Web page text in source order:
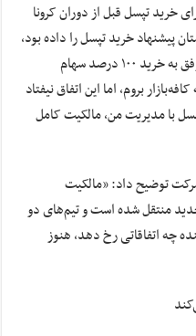
خرید تپسل قبل از دوران کرونا
پیشنهاد خرید تپسل را داده بود،
اما این بار نقش‌ها برعکس شد و تپسل موفق به خرید ۱۰۰ درصد سهام
بروم، اما این اتفاق نیفتاد
با مدیریت من، مالکیت کامل
توضیح داد: «مالکیت
منتقل شده است و تیم‌های دو
چه اتفاقاتی رخ دهد، هنوز